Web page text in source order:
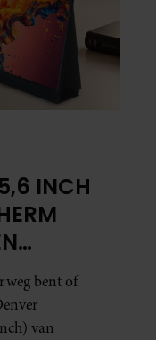
INCH
BINGE-
bent of
van